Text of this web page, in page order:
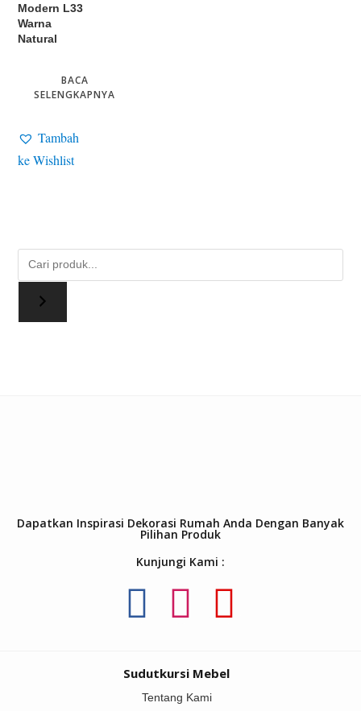
Modern L33
Warna
Natural
BACA
SELENGKAPNYA
Tambah
ke Wishlist
Dapatkan Inspirasi Dekorasi Rumah Anda Dengan Banyak
Pilihan Produk
Kunjungi Kami :
Sudutkursi Mebel
Tentang Kami